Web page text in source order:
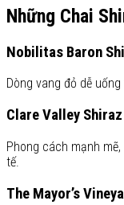
Những Chai
Nobilitas Baron
Dòng vang đỏ dễ
Clare Valley Shiraz
Phong cách mạnh
tế.
The Mayor’s